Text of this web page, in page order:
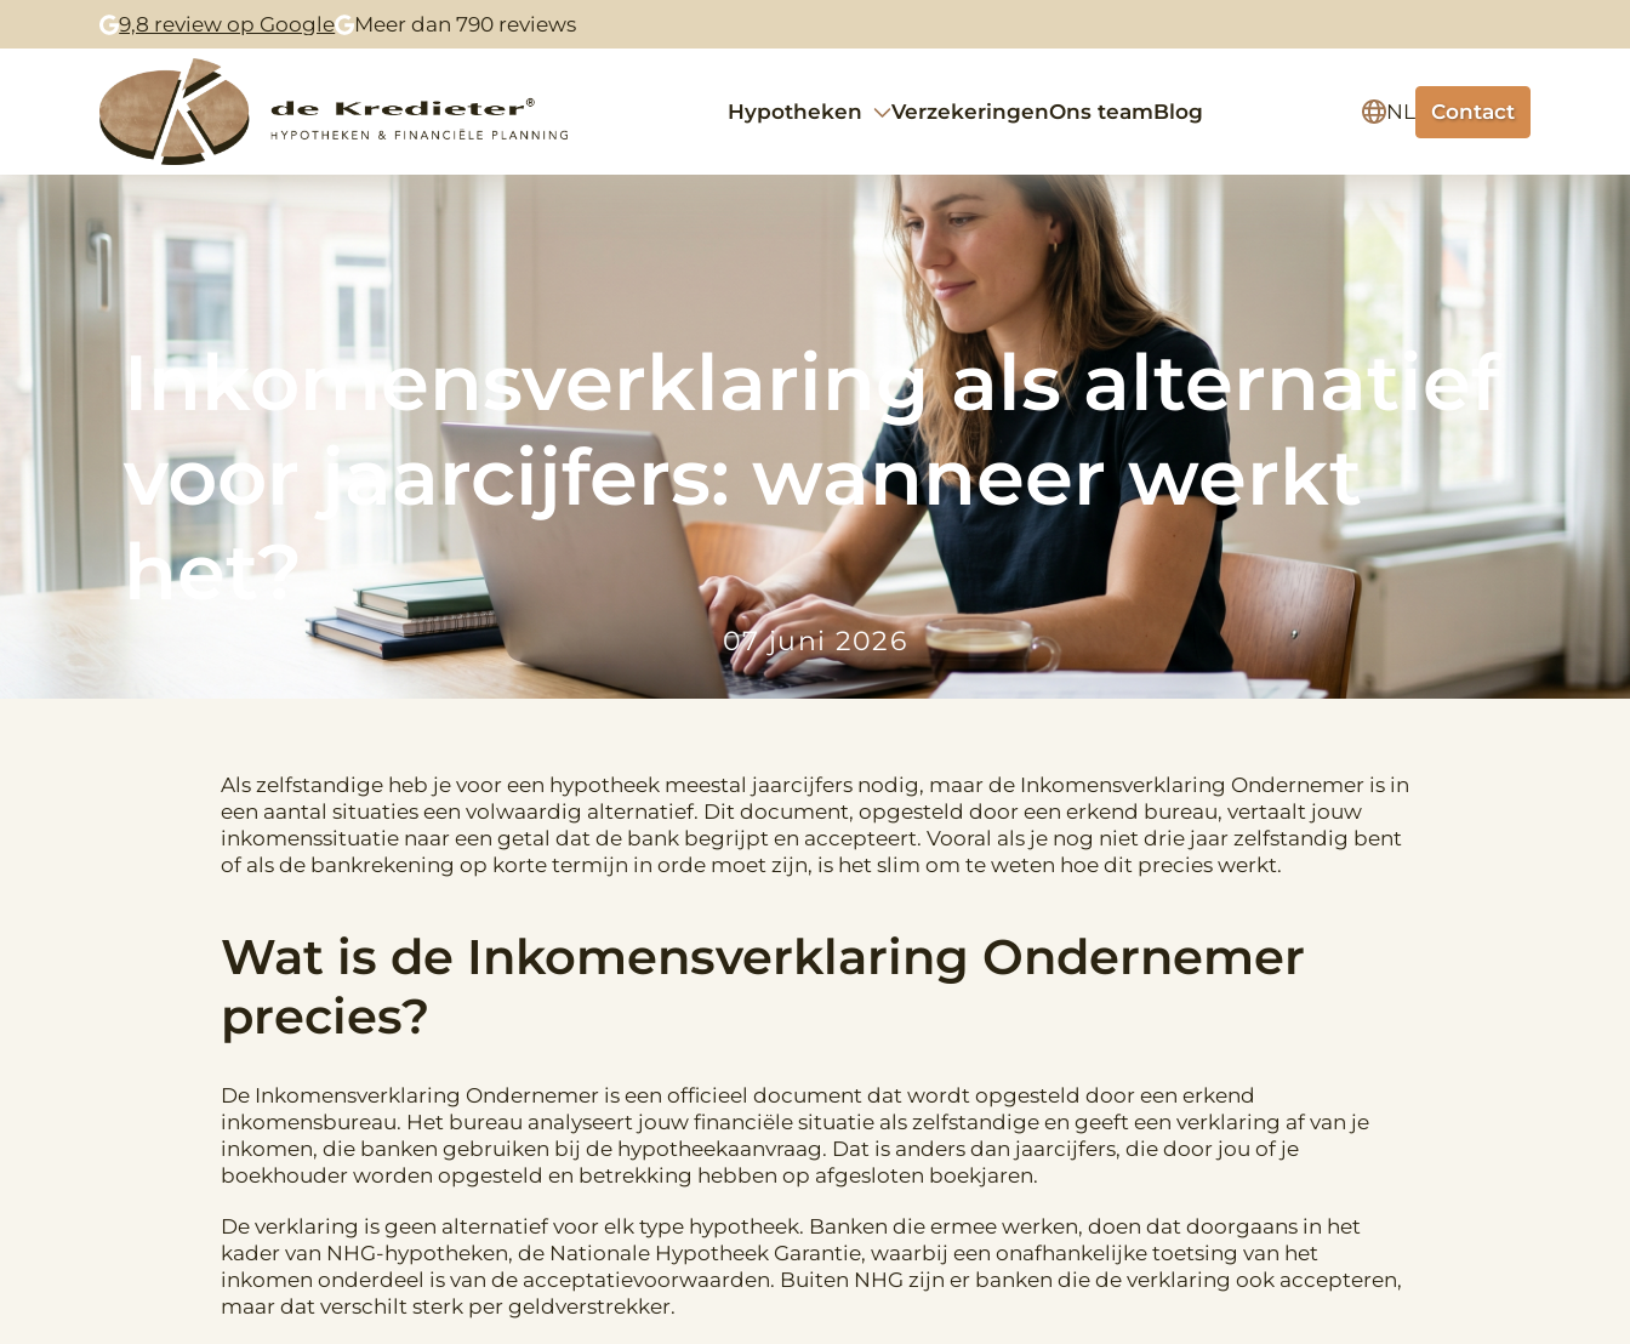
9,8 review op Google Meer dan 790 reviews
Hypotheken VerzekeringenOns teamBlog NL Contact
Inkomensverklaring als alternatief
voor jaarcijfers: wanneer werkt
het?
07 juni 2026
Als zelfstandige heb je voor een hypotheek meestal jaarcijfers nodig, maar de Inkomensverklaring Ondernemer is in
een aantal situaties een volwaardig alternatief. Dit document, opgesteld door een erkend bureau, vertaalt jouw
inkomenssituatie naar een getal dat de bank begrijpt en accepteert. Vooral als je nog niet drie jaar zelfstandig bent
of als de bankrekening op korte termijn in orde moet zijn, is het slim om te weten hoe dit precies werkt.
Wat is de Inkomensverklaring Ondernemer
precies?
De Inkomensverklaring Ondernemer is een officieel document dat wordt opgesteld door een erkend
inkomensbureau. Het bureau analyseert jouw financiële situatie als zelfstandige en geeft een verklaring af van je
inkomen, die banken gebruiken bij de hypotheekaanvraag. Dat is anders dan jaarcijfers, die door jou of je
boekhouder worden opgesteld en betrekking hebben op afgesloten boekjaren.
De verklaring is geen alternatief voor elk type hypotheek. Banken die ermee werken, doen dat doorgaans in het
kader van NHG-hypotheken, de Nationale Hypotheek Garantie, waarbij een onafhankelijke toetsing van het
inkomen onderdeel is van de acceptatievoorwaarden. Buiten NHG zijn er banken die de verklaring ook accepteren,
maar dat verschilt sterk per geldverstrekker.